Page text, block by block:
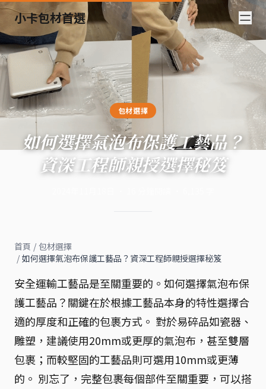
小卡包材首選
包材選擇
如何選擇氣泡布保護工藝品？
資深工程師親授選擇秘笈
首頁 / 包材選擇
/ 如何選擇氣泡布保護工藝品？資深工程師親授選擇秘笈
安全運輸工藝品是至關重要的。如何選擇氣泡布保
護工藝品？關鍵在於根據工藝品本身的特性選擇合
適的厚度和正確的包裹方式。 對於易碎品如瓷器、
雕塑，建議使用20mm或更厚的氣泡布，甚至雙層
包裹；而較堅固的工藝品則可選用10mm或更薄
的。 別忘了，完整包裹每個部件至關重要，可以搭